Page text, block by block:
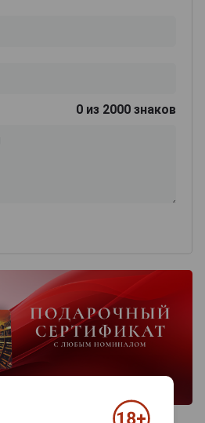
0 из 2000 знаков